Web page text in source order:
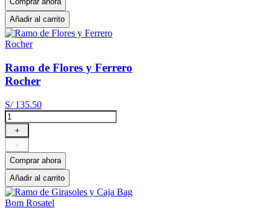
Añadir al carrito
Ramo de Flores y Ferrero
Rocher
S/ 135.50
＋
－
Comprar ahora
Añadir al carrito